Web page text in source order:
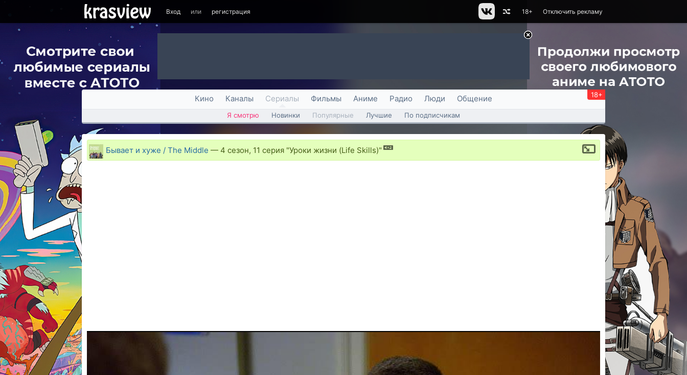
Вход или регистрация Отключить рекламу
18+
Кино Каналы Сериалы Фильмы Аниме Радио Люди Общение 18+
Я смотрю Новинки Популярные Лучшие По подписчикам
Бывает и хуже / The Middle — 4 сезон, 11 серия "Уроки жизни (Life Skills)"